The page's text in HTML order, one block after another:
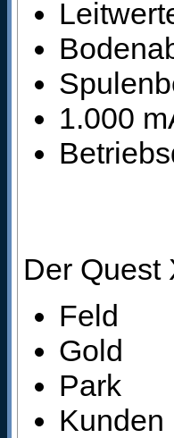
1.000
Der Quest
Feld
Gold
Park
Kunden